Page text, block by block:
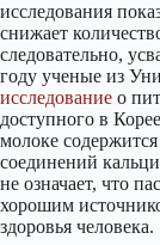
исследования
снижает
следовательно,
году ученые из
исследование о
доступного в
молоке
соединений
не означает, что
хорошим
здоровья человека.